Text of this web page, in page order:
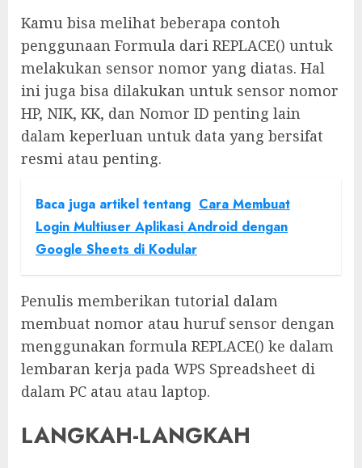
Kamu bisa melihat beberapa contoh
penggunaan Formula dari REPLACE() untuk
melakukan sensor nomor yang diatas. Hal
ini juga bisa dilakukan untuk sensor nomor
HP, NIK, KK, dan Nomor ID penting lain
dalam keperluan untuk data yang bersifat
resmi atau penting.
Baca juga artikel tentang Cara Membuat
Login Multiuser Aplikasi Android dengan
Google Sheets di Kodular
Penulis memberikan tutorial dalam
membuat nomor atau huruf sensor dengan
menggunakan formula REPLACE() ke dalam
lembaran kerja pada WPS Spreadsheet di
dalam PC atau atau laptop.
LANGKAH-LANGKAH